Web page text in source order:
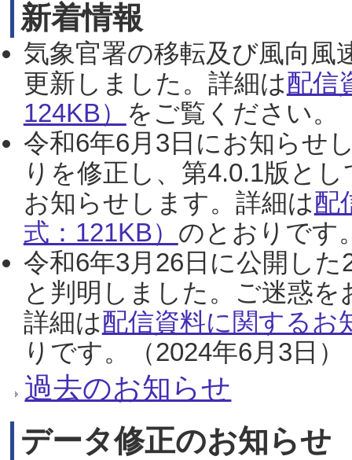
新着情報
気象官署の移転及び風向風
更新しました。詳細は配信
124KB） をご覧ください。
令和6年6月3日にお知らせ
りを修正し、第4.0.1版と
お知らせします。詳細は配
式：121KB） のとおりです
令和6年3月26日に公開し
と判明しました。ご迷惑
詳細は配信資料に関するお
りです。（2024年6月3日）
過去のお知らせ
データ修正のお知らせ